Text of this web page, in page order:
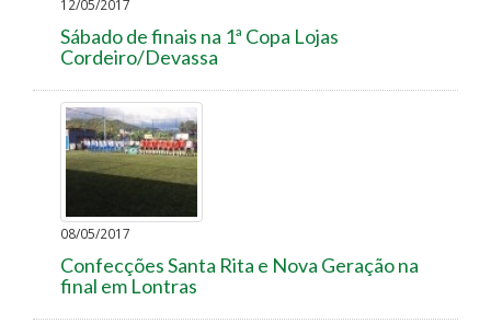
12/05/2017
Sábado de finais na 1ª Copa Lojas
Cordeiro/Devassa
08/05/2017
Confecções Santa Rita e Nova Geração na
final em Lontras